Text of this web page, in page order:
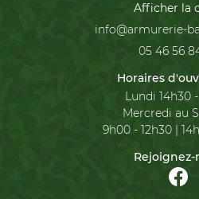
Afficher la
05 46 56
Horaires
Lundi 14h30
Mercredi au
9h00 - 12h30 |
Rejoignez-